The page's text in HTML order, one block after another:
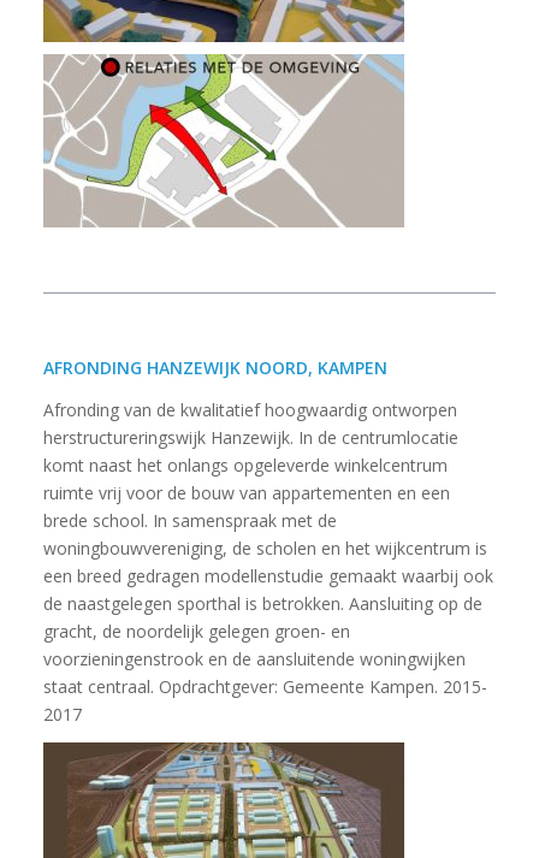
AFRONDING HANZEWIJK NOORD, KAMPEN
Afronding van de kwalitatief hoogwaardig ontworpen
herstructureringswijk Hanzewijk. In de centrumlocatie
komt naast het onlangs opgeleverde winkelcentrum
ruimte vrij voor de bouw van appartementen en een
brede school. In samenspraak met de
woningbouwvereniging, de scholen en het wijkcentrum is
een breed gedragen modellenstudie gemaakt waarbij ook
de naastgelegen sporthal is betrokken. Aansluiting op de
gracht, de noordelijk gelegen groen- en
voorzieningenstrook en de aansluitende woningwijken
staat centraal. Opdrachtgever: Gemeente Kampen. 2015-
2017